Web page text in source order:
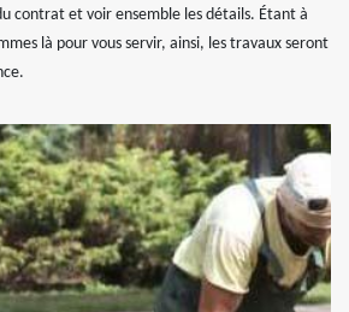
contrat et voir ensemble les détails. Étant à
là pour vous servir, ainsi, les travaux seront